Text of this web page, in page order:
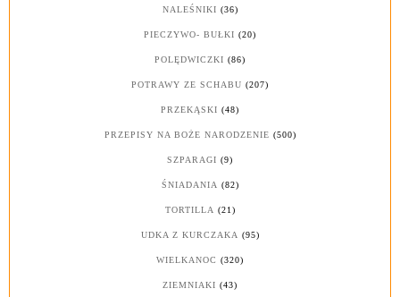
NALEŚNIKI (36)
PIECZYWO- BUŁKI (20)
POLĘDWICZKI (86)
POTRAWY ZE SCHABU (207)
PRZEKĄSKI (48)
PRZEPISY NA BOŻE NARODZENIE (500)
SZPARAGI (9)
ŚNIADANIA (82)
TORTILLA (21)
UDKA Z KURCZAKA (95)
WIELKANOC (320)
ZIEMNIAKI (43)